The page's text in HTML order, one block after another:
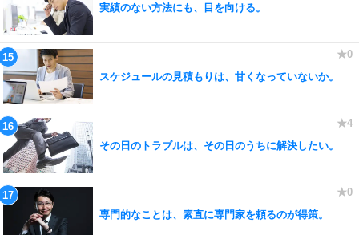
実績のない方法にも、目を向ける。
スケジュールの見積もりは、甘くなっていないか。
その日のトラブルは、その日のうちに解決したい。
専門的なことは、素直に専門家を頼るのが得策。